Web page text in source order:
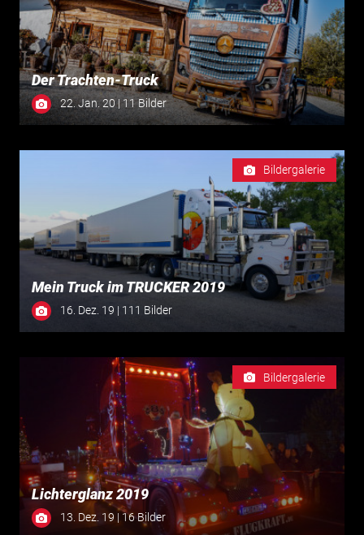
Der Trachten-Truck
22. Jan. 20 | 11 Bilder
Bildergalerie
Mein Truck im TRUCKER 2019
16. Dez. 19 | 111 Bilder
Bildergalerie
Lichterglanz 2019
13. Dez. 19 | 16 Bilder